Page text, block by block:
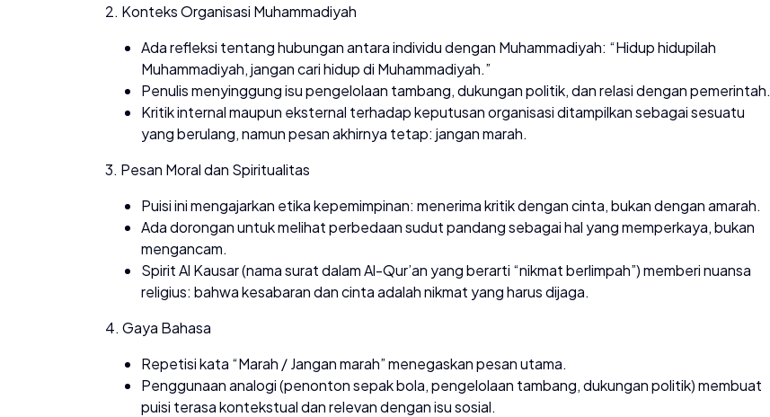
2. Konteks Organisasi Muhammadiyah
Ada refleksi tentang hubungan antara individu dengan Muhammadiyah: “Hidup hidupilah
Muhammadiyah, jangan cari hidup di Muhammadiyah.”
Penulis menyinggung isu pengelolaan tambang, dukungan politik, dan relasi dengan pemerintah.
Kritik internal maupun eksternal terhadap keputusan organisasi ditampilkan sebagai sesuatu
yang berulang, namun pesan akhirnya tetap: jangan marah.
3. Pesan Moral dan Spiritualitas
Puisi ini mengajarkan etika kepemimpinan: menerima kritik dengan cinta, bukan dengan amarah.
Ada dorongan untuk melihat perbedaan sudut pandang sebagai hal yang memperkaya, bukan
mengancam.
Spirit Al Kausar (nama surat dalam Al-Qur’an yang berarti “nikmat berlimpah”) memberi nuansa
religius: bahwa kesabaran dan cinta adalah nikmat yang harus dijaga.
4. Gaya Bahasa
Repetisi kata “Marah / Jangan marah” menegaskan pesan utama.
Penggunaan analogi (penonton sepak bola, pengelolaan tambang, dukungan politik) membuat
puisi terasa kontekstual dan relevan dengan isu sosial.